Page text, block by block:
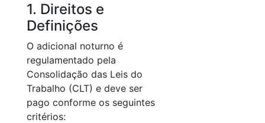
1. Direitos e
Definições
O adicional noturno é
regulamentado pela
Consolidação das Leis do
Trabalho (CLT) e deve ser
pago conforme os seguintes
critérios: